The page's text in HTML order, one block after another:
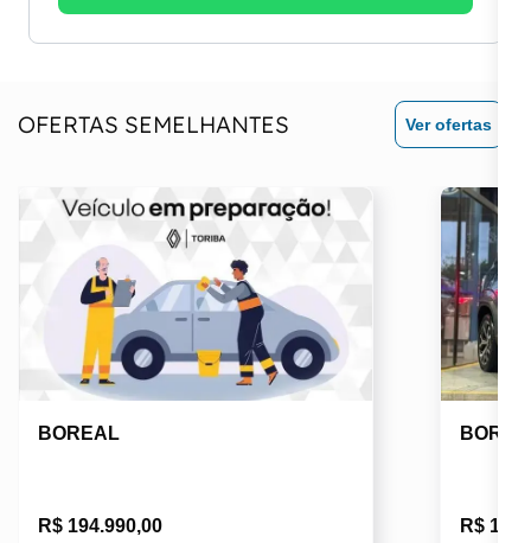
OFERTAS SEMELHANTES Ver ofertas
BOREAL
R$ 194.990,00 R$